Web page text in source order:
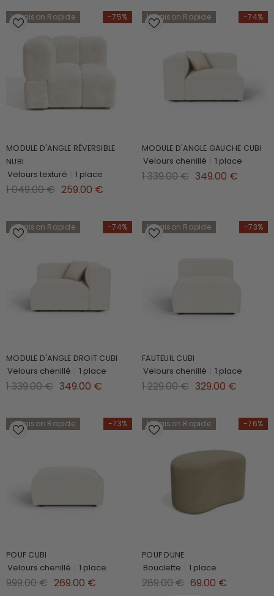
-75%
Livraison Rapide
MODULE D'ANGLE RÉVERSIBLE
NUBI
Velours texturé 1 place
1 049.00 € 259.00 €
-74%
Livraison Rapide
MODULE D'ANGLE GAUCHE CUBI
Velours chenillé 1 place
1 339.00 € 349.00 €
-74%
Livraison Rapide
MODULE D'ANGLE DROIT CUBI
Velours chenillé 1 place
1 339.00 € 349.00 €
-73%
Livraison Rapide
FAUTEUIL CUBI
Velours chenillé 1 place
1 229.00 € 329.00 €
-73%
Livraison Rapide
POUF CUBI
Velours chenillé 1 place
999.00 € 269.00 €
-76%
Livraison Rapide
POUF DUNE
Bouclette 1 place
289.00 € 69.00 €